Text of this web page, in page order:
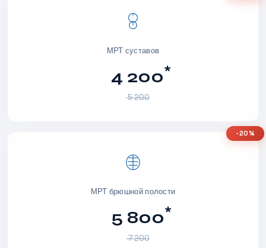
МРТ суставов
4 200*
5 200
МРТ брюшной полости
5 800*
7 200
-20%